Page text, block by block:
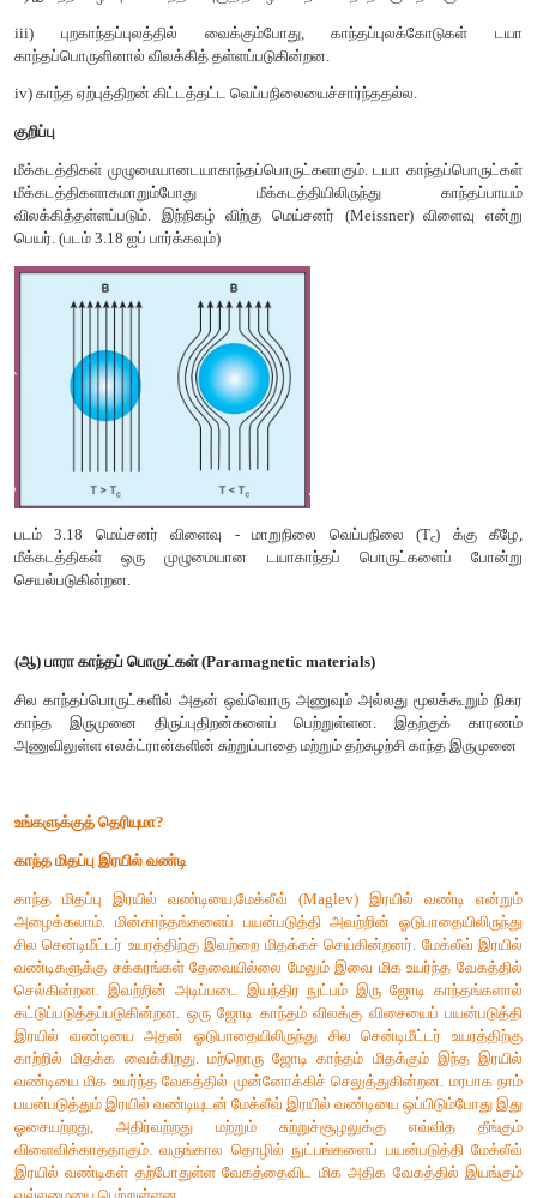
காந்தப்பொருளை புறகாந்தப்புலத்தின் வலிமை மிக்க
குறைந்த பகுதிக்கு நகர்த்த முயற்சிக்கிறது.
காந்தப்பொருள் விலக்கப்படுவதை இது காட்டுகிறது.
இச்செயலுக்கு டயா காந்தச் செயல் (Diamagnetic action)
இத்தகையப் பொருட்களுக்கு டயாகாந்தப்பொருட்கள்
என்று பெயர். எடுத்துக்காட்டுகள் : பிஸ்மத், தாமிரம் மற்றும்
பொருட்கள்.
டயா காந்தப்பொருட்களின் பண்புகள்
i) இவை எதிர்க்குறி காந்த ஏற்புத்திறனைப்பெற்றுள்ளன.
ii) இவற்றின் ஒப்புமை காந்த உட்புகுதிறன்ஒன்றைவிட சற்றேக்
iii) புறகாந்தப்புலத்தில் வைக்கும்போது,
iv) காந்த ஏற்புத்திறன் கிட்டத்தட்ட வெப்பநிலையைச்சார்ந்ததல்ல.
குறிப்பு
மீக்கடத்திகள் முழுமையானடயாகாந்தப்பொருட்களாகும். டயா
விலக்கித்தள்ளப்படும். இந்நிகழ் விற்கு மெய்சனர் (Meissner)
படம் 3.18 மெய்சனர் விளைவு - மாறுநிலை வெப்பநிலை (T
மீக்கடத்திகள் ஒரு முழுமையான டயாகாந்தப்
செயல்படுகின்றன.